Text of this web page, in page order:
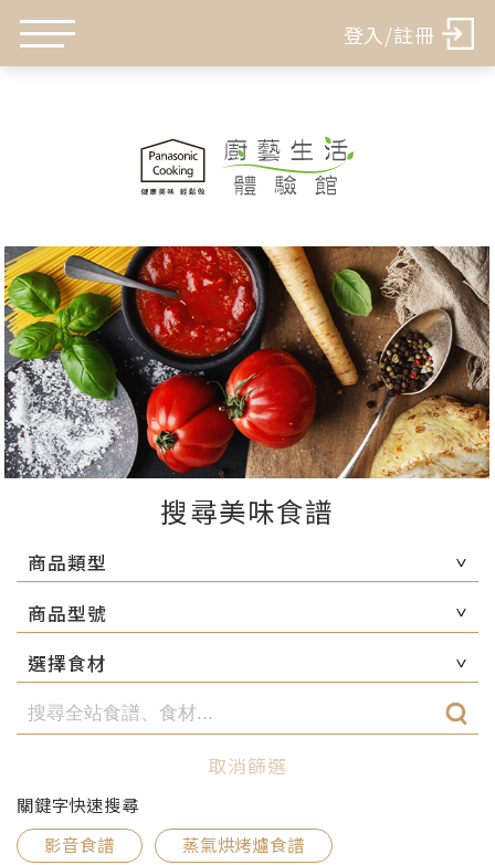
登入/註冊
搜尋美味食譜
商品類型
商品型號
選擇食材
取消篩選
關鍵字快速搜尋
影音食譜
蒸氣烘烤爐食譜